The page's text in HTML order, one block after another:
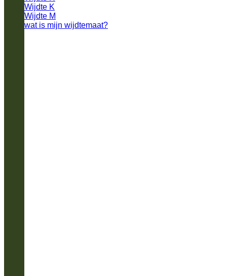
Wijdte K
Wijdte M
wat is mijn wijdtemaat?